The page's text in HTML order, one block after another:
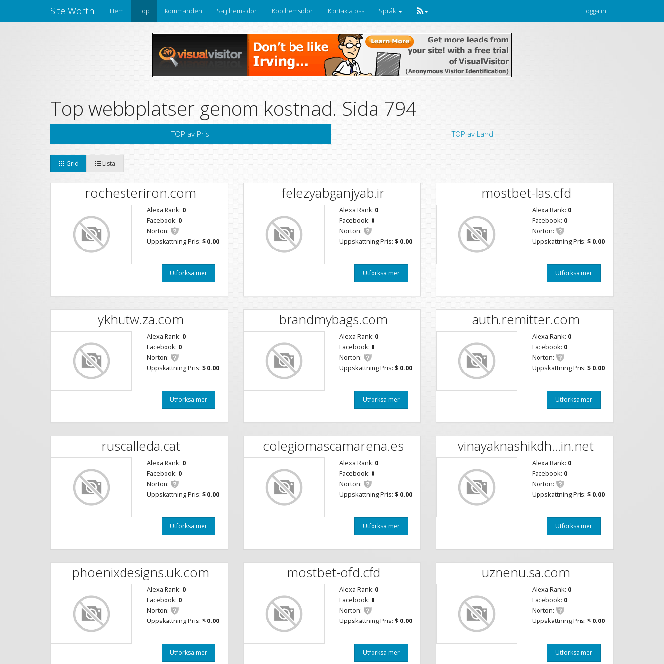
Site Worth Hem Top Kommanden Sälj hemsidor Köp hemsidor Kontakta oss Språk Logga in
Top webbplatser genom kostnad. Sida 794
TOP av Pris TOP av Land
Grid Lista
rochesteriron.com
Alexa Rank: 0
Facebook: 0
Norton:
Uppskattning Pris: $ 0.00
Utforksa mer
felezyabganjyab.ir
Alexa Rank: 0
Facebook: 0
Norton:
Uppskattning Pris: $ 0.00
Utforksa mer
mostbet-las.cfd
Alexa Rank: 0
Facebook: 0
Norton:
Uppskattning Pris: $ 0.00
Utforksa mer
ykhutw.za.com
Alexa Rank: 0
Facebook: 0
Norton:
Uppskattning Pris: $ 0.00
Utforksa mer
brandmybags.com
Alexa Rank: 0
Facebook: 0
Norton:
Uppskattning Pris: $ 0.00
Utforksa mer
auth.remitter.com
Alexa Rank: 0
Facebook: 0
Norton:
Uppskattning Pris: $ 0.00
Utforksa mer
ruscalleda.cat
Alexa Rank: 0
Facebook: 0
Norton:
Uppskattning Pris: $ 0.00
Utforksa mer
colegiomascamarena.es
Alexa Rank: 0
Facebook: 0
Norton:
Uppskattning Pris: $ 0.00
Utforksa mer
vinayaknashikdh...in.net
Alexa Rank: 0
Facebook: 0
Norton:
Uppskattning Pris: $ 0.00
Utforksa mer
phoenixdesigns.uk.com
Alexa Rank: 0
Facebook: 0
Norton:
Uppskattning Pris: $ 0.00
Utforksa mer
mostbet-ofd.cfd
Alexa Rank: 0
Facebook: 0
Norton:
Uppskattning Pris: $ 0.00
Utforksa mer
uznenu.sa.com
Alexa Rank: 0
Facebook: 0
Norton:
Uppskattning Pris: $ 0.00
Utforksa mer